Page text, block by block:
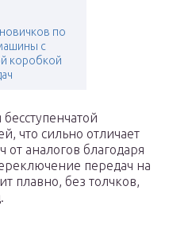
по
с
коробкой
что сильно отличает
аналогов благодаря
передач на
плавно, без толчков,